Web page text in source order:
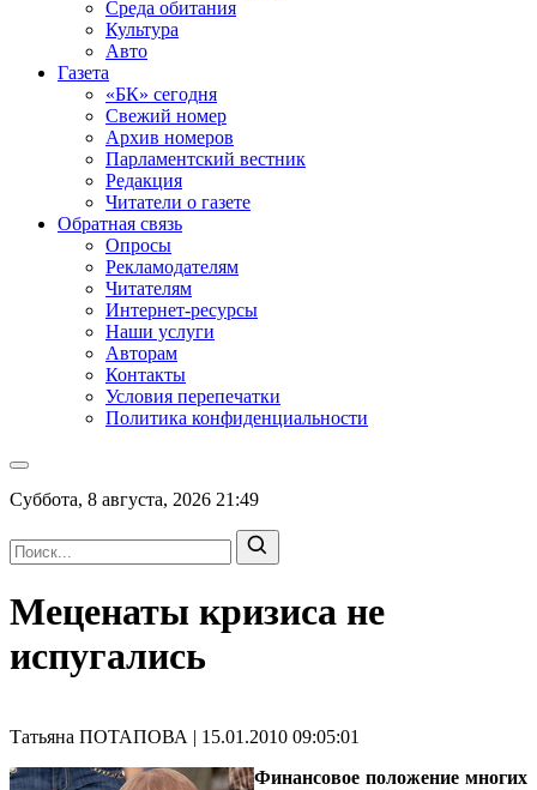
Среда обитания
Культура
Авто
Газета
«БК» сегодня
Свежий номер
Архив номеров
Парламентский вестник
Редакция
Читатели о газете
Обратная связь
Опросы
Рекламодателям
Читателям
Интернет-ресурсы
Наши услуги
Авторам
Контакты
Условия перепечатки
Политика конфиденциальности
Суббота, 8 августа, 2026 21:49
Меценаты кризиса не
испугались
Татьяна ПОТАПОВА | 15.01.2010 09:05:01
Финансовое положение многих